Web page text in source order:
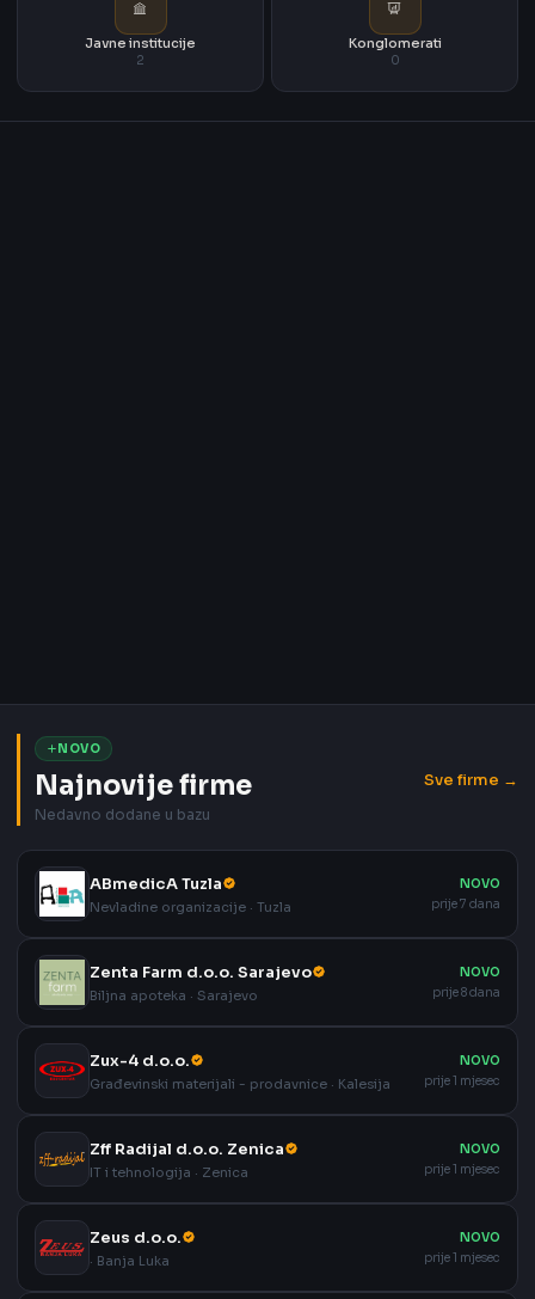
Javne institucije
2
Konglomerati
0
NOVO
Najnovije firme
Nedavno dodane u bazu
Sve firme →
ABmedicA Tuzla
Nevladine organizacije · Tuzla
NOVO
prije 7 dana
Zenta Farm d.o.o. Sarajevo
Biljna apoteka · Sarajevo
NOVO
prije 8 dana
Zux-4 d.o.o.
Građevinski materijali - prodavnice · Kalesija
NOVO
prije 1 mjesec
Zff Radijal d.o.o. Zenica
IT i tehnologija · Zenica
NOVO
prije 1 mjesec
Zeus d.o.o.
· Banja Luka
NOVO
prije 1 mjesec